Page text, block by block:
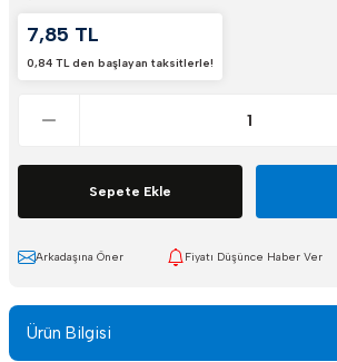
7,85 TL
0,84 TL den başlayan taksitlerle!
Sepete Ekle
Arkadaşına Öner Fiyatı Düşünce Haber Ver
Ürün Bilgisi